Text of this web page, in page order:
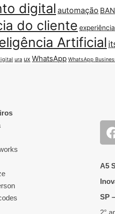
digital automação
do cliente
Artificial
ura ux WhatsApp WhatsApp
A5
SP –